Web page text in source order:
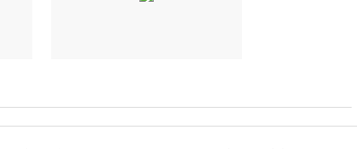
8月高温热浪来袭，这些地方需注意